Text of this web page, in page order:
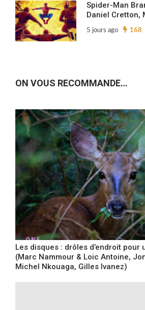
Spider-Man
Daniel Cretton,
5 jours ago 168
ON VOUS RECOMMANDE…
Les disques : drôles d’endroit pour
(Marc Nammour & Loic Antoine,
Michel Nkouaga, Gilles Ivanez)